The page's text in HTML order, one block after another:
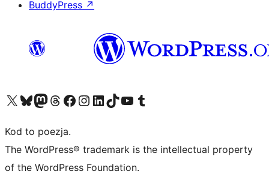
BuddyPress ↗
Odwiedź nasze konto X (dawniej Twitter)
Odwiedź nasze konto Bluesky
Odwiedź nasze konto na Mastodoncie
Odwiedź naszego Threadsa
Odwiedź naszego Facebooka
Odwiedź nasze konto na Instagramie
Odwiedź nasze konto na LinkedIn
Odwiedź naszego TikToka
Odwiedź nasz kanał YouTube
Odwiedź naszego Tumblra
Kod to poezja.
The WordPress® trademark is the intellectual property
of the WordPress Foundation.